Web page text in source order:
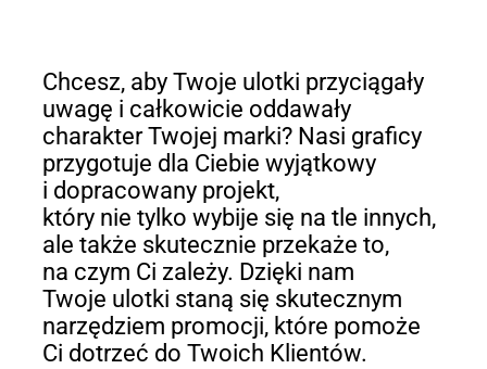
Chcesz, aby Twoje ulotki przyciągały
uwagę i całkowicie oddawały
charakter Twojej marki? Nasi graficy
przygotuje dla Ciebie wyjątkowy
i dopracowany projekt,
który nie tylko wybije się na tle innych,
ale także skutecznie przekaże to,
na czym Ci zależy. Dzięki nam
Twoje ulotki staną się skutecznym
narzędziem promocji, które pomoże
Ci dotrzeć do Twoich Klientów.